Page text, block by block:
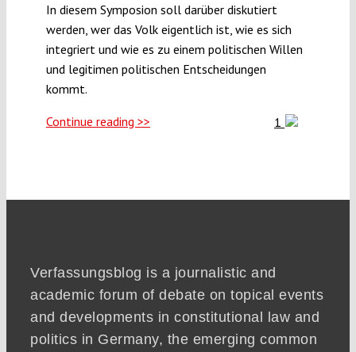
In diesem Symposion soll darüber diskutiert
werden, wer das Volk eigentlich ist, wie es sich
integriert und wie es zu einem politischen Willen
und legitimen politischen Entscheidungen
kommt.
Continue reading >> 1
Verfassungsblog is a journalistic and
academic forum of debate on topical events
and developments in constitutional law and
politics in Germany, the emerging common